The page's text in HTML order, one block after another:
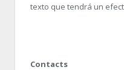
texto que tendrá un
Contacts